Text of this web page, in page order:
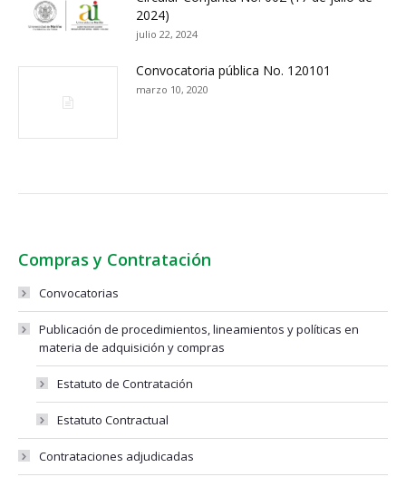
2024)
julio 22, 2024
Convocatoria pública No. 120101
marzo 10, 2020
Compras y Contratación
Convocatorias
Publicación de procedimientos, lineamientos y políticas en
materia de adquisición y compras
Estatuto de Contratación
Estatuto Contractual
Contrataciones adjudicadas